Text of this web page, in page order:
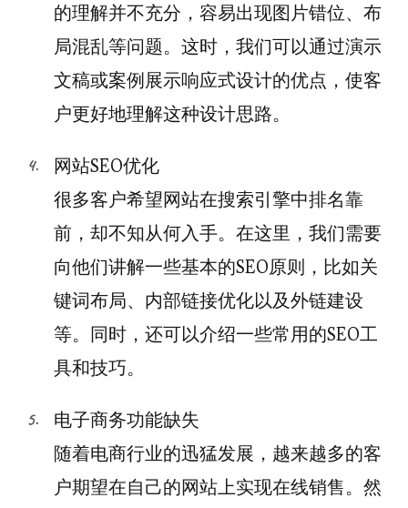
的理解并不充分，容易出现图片错位、布
局混乱等问题。这时，我们可以通过演示
文稿或案例展示响应式设计的优点，使客
户更好地理解这种设计思路。
网站SEO优化
很多客户希望网站在搜索引擎中排名靠
前，却不知从何入手。在这里，我们需要
向他们讲解一些基本的SEO原则，比如关
键词布局、内部链接优化以及外链建设
等。同时，还可以介绍一些常用的SEO工
具和技巧。
电子商务功能缺失
随着电商行业的迅猛发展，越来越多的客
户期望在自己的网站上实现在线销售。然